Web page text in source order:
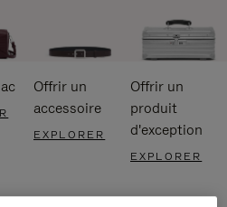
Offrir un
accessoire
EXPLORER
Offrir un
produit
d'exception
EXPLORER